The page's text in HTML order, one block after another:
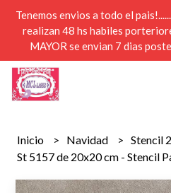
Tenemos envios a todo el
realizan 48 hs habiles
MAYOR se envian 7 dias
Inicio Navidad
Stencil
St 5157 de 20x20 cm - Stencil